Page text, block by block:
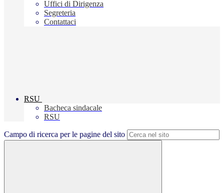
Uffici di Dirigenza
Segreteria
Contattaci
RSU
Bacheca sindacale
RSU
Campo di ricerca per le pagine del sito